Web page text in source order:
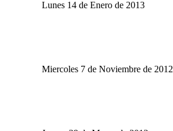
Lunes 14 de Enero de 2013
Miercoles 7 de Noviembre de 2012